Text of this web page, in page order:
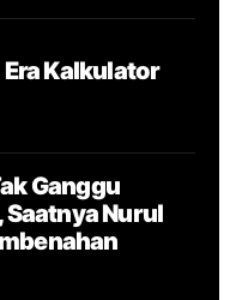
Kalkulator
Ganggu
Saatnya Nurul